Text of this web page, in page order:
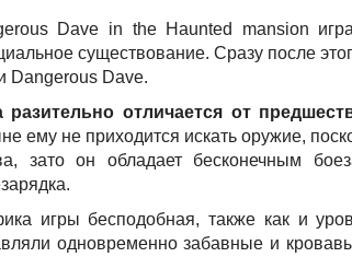
Dave in the Haunted mansion
существование. Сразу после
Dangerous Dave.
разительно отличается от
ему не приходится искать оружие,
зато он обладает бесконечным
игры бесподобная, также как и
одновременно забавные и